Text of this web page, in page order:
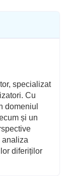
specializat
Cu
domeniul
și un
analiza
diferiților